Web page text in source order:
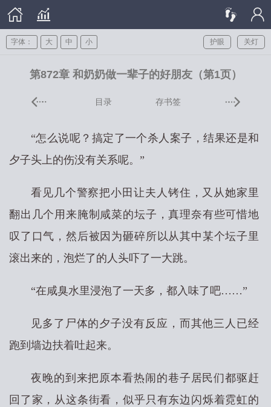
关灯
护眼
字体： 大 中 小
第872章 和奶奶做一辈子的好朋友（第1页）
目录 存书签
“怎么说呢？搞定了一个杀人案子，结果还是和
夕子头上的伤没有关系呢。”
看见几个警察把小田让夫人铐住，又从她家里
翻出几个用来腌制咸菜的坛子，真理奈有些可惜地
叹了口气，然后被因为砸碎所以从其中某个坛子里
滚出来的，泡烂了的人头吓了一大跳。
“在咸臭水里浸泡了一天多，都入味了吧……”
见多了尸体的夕子没有反应，而其他三人已经
跑到墙边扶着吐起来。
夜晚的到来把原本看热闹的巷子居民们都驱赶
回了家，从这条街看，似乎只有东边闪烁着霓虹的